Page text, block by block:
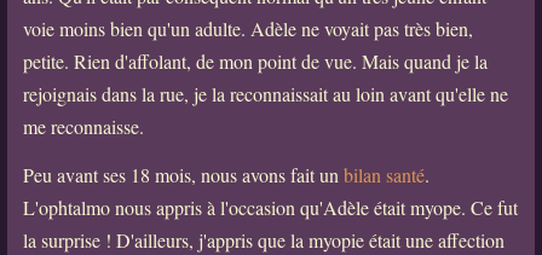
voie moins bien qu'un adulte. Adèle ne voyait pas très bien,
petite. Rien d'affolant, de mon point de vue. Mais quand je la
rejoignais dans la rue, je la reconnaissait au loin avant qu'elle ne
me reconnaisse.
Peu avant ses 18 mois, nous avons fait un bilan santé.
L'ophtalmo nous appris à l'occasion qu'Adèle était myope. Ce fut
la surprise ! D'ailleurs, j'appris que la myopie était une affection